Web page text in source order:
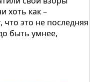
хоть как –
это не последняя
быть умнее,